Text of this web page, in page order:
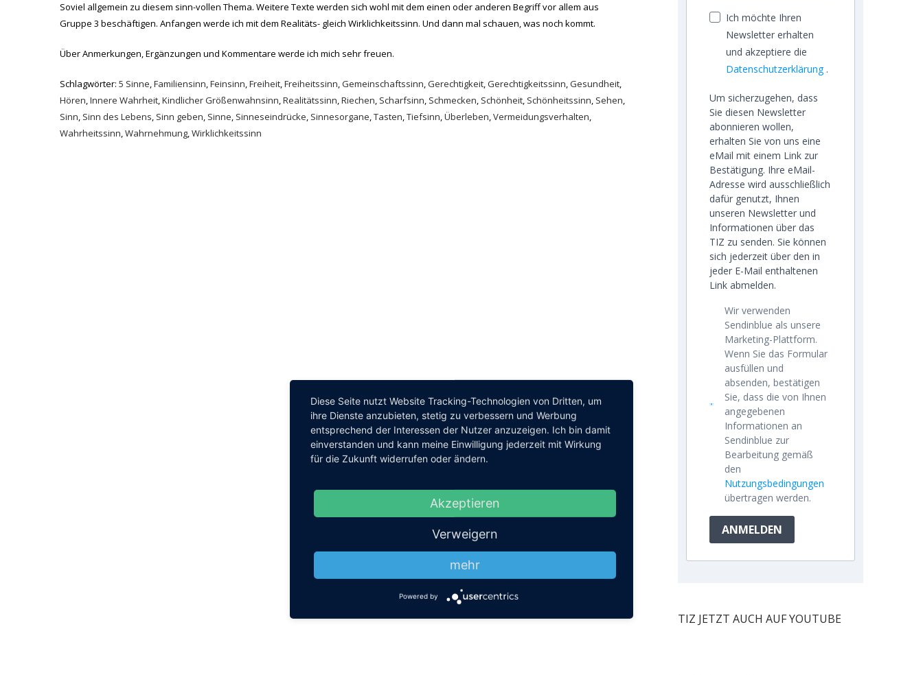
Soviel allgemein zu diesem sinn-vollen Thema. Weitere Texte werden sich wohl mit dem einen oder anderen Begriff vor allem aus
Gruppe 3 beschäftigen. Anfangen werde ich mit dem Realitäts- gleich Wirklichkeitssinn. Und dann mal schauen, was noch kommt.
Über Anmerkungen, Ergänzungen und Kommentare werde ich mich sehr freuen.
Schlagwörter: 5 Sinne,Familiensinn,Feinsinn,Freiheit,Freiheitssinn,Gemeinschaftssinn,Gerechtigkeit,Gerechtigkeitssinn,Gesundheit,
Hören,Innere Wahrheit,Kindlicher Größenwahnsinn,Realitätssinn,Riechen, Scharfsinn, Schmecken, Schönheit, Schönheitssinn, Sehen,
Sinn, Sinn des Lebens, Sinn geben, Sinne, Sinneseindrücke, Sinnesorgane,Tasten,Tiefsinn,Überleben,Vermeidungsverhalten,
Wahrheitssinn,Wahrnehmung,Wirklichkeitssinn
Ich möchte Ihren
Newsletter erhalten
und akzeptiere die
Datenschutzerklärung.
Um sicherzugehen, dass
Sie diesen Newsletter
abonnieren wollen,
erhalten Sie von uns eine
eMail mit einem Link zur
Bestätigung. Ihre eMail-
Adresse wird ausschließlich
dafür genutzt, Ihnen
unseren Newsletter und
Informationen über das
TIZ zu senden. Sie können
sich jederzeit über den in
jeder E-Mail enthaltenen
Link abmelden.
Wir verwenden
Sendinblue als unsere
Marketing-Plattform.
Wenn Sie das Formular
ausfüllen und
absenden, bestätigen
Sie, dass die von Ihnen
angegebenen
Informationen an
Sendinblue zur
Bearbeitung gemäß
den
Nutzungsbedingungen
übertragen werden.
ANMELDEN
TIZ JETZT AUCH AUF YOUTUBE
Diese Seite nutzt Website Tracking-Technologien von Dritten, um
ihre Dienste anzubieten, stetig zu verbessern und Werbung
entsprechend der Interessen der Nutzer anzuzeigen. Ich bin damit
einverstanden und kann meine Einwilligung jederzeit mit Wirkung
für die Zukunft widerrufen oder ändern.
Akzeptieren
Verweigern
mehr
Powered by